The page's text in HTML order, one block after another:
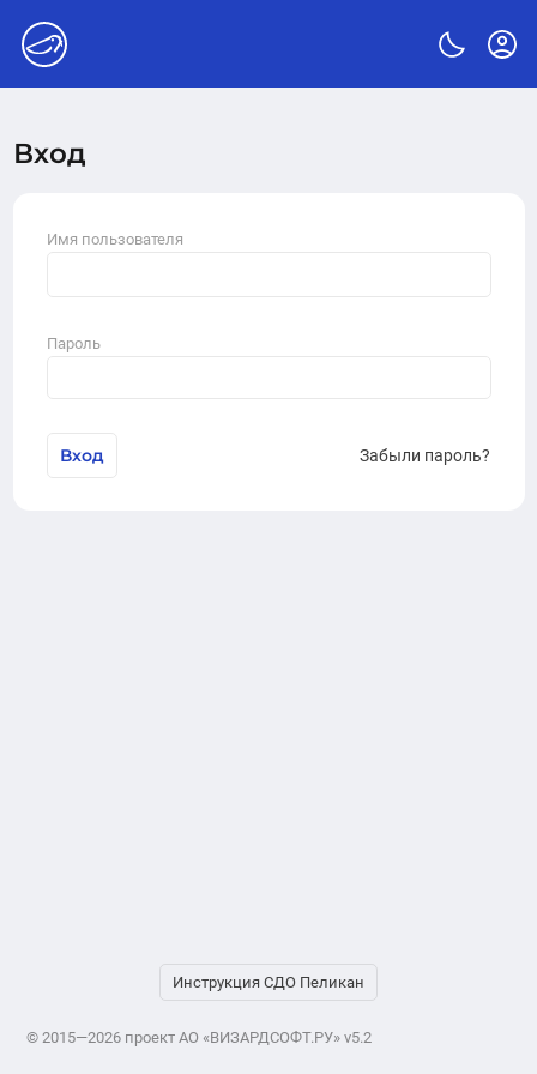
Вход
Имя пользователя
Пароль
Вход Забыли пароль?
Инструкция СДО Пеликан
© 2015—2026 проект АО «ВИЗАРДСОФТ.РУ» v5.2